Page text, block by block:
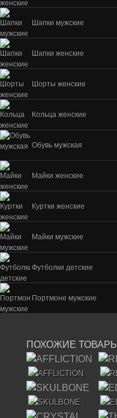
Шапки мужские
Шапки женские
Шорты женские
Кольца женские
Обувь мужская
Майки женские
Куртки женские
Майки мужские
Футболки детские
Портмоне мужские
ПОХОЖИЕ ТОВАРЫ